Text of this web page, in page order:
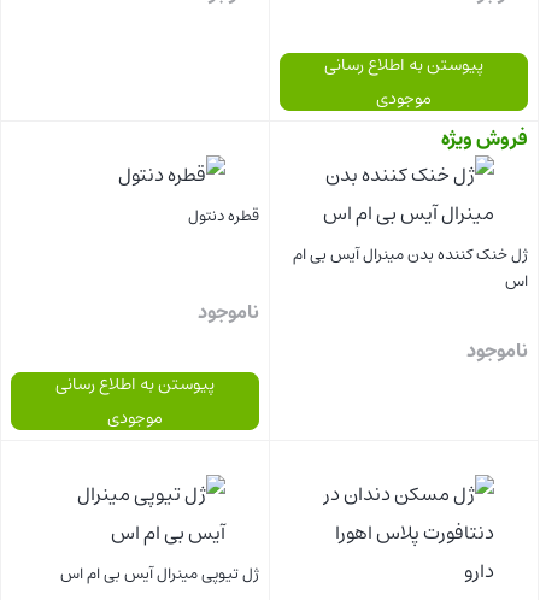
بستن
پیوستن به اطلاع رسانی
موجودی
فروش ویژه
ژل خنک کننده بدن مینرال آیس بی ام
اس
ناموجود
قطره دنتول
ناموجود
پیوستن به اطلاع رسانی
موجودی
ژل تیوپی مینرال آیس بی ام اس